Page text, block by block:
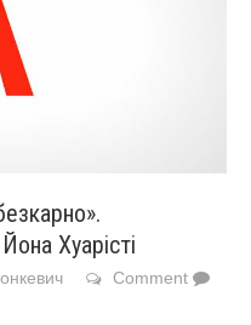
Хуарісті
Comment